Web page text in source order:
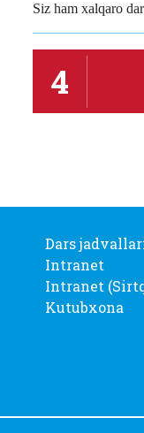
Siz ham xalqaro
4
Dars
Intranet
Intranet
Kutubxona